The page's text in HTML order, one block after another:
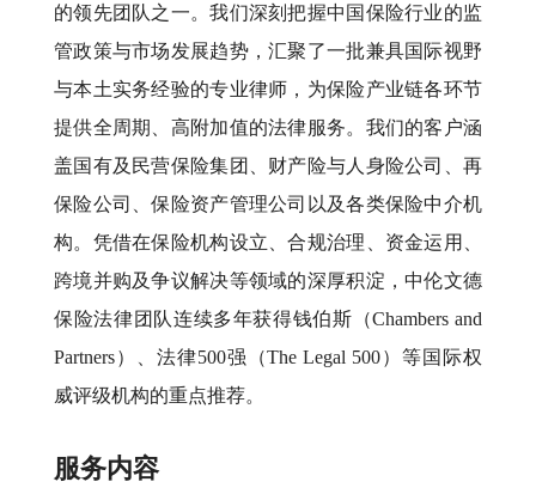
的领先团队之一。我们深刻把握中国保险行业的监
管政策与市场发展趋势，汇聚了一批兼具国际视野
与本土实务经验的专业律师，为保险产业链各环节
提供全周期、高附加值的法律服务。我们的客户涵
盖国有及民营保险集团、财产险与人身险公司、再
保险公司、保险资产管理公司以及各类保险中介机
构。凭借在保险机构设立、合规治理、资金运用、
跨境并购及争议解决等领域的深厚积淀，中伦文德
保险法律团队连续多年获得钱伯斯（Chambers and
Partners）、法律500强（The Legal 500）等国际权
威评级机构的重点推荐。
服务内容